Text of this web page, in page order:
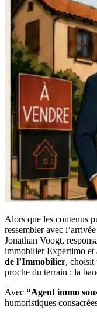
Alors que les contenus
ressembler avec
Jonathan Voogt,
immobilier Expertimo et
de l’Immobilier, choisit
proche du terrain : la
Avec “Agent immo
humoristiques